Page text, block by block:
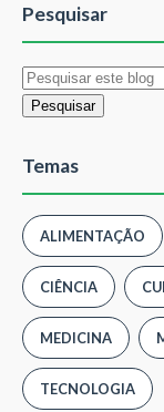
Pesquisar
Temas
ALIMENTAÇÃO
CIÊNCIA
MEDICINA
TECNOLOGIA